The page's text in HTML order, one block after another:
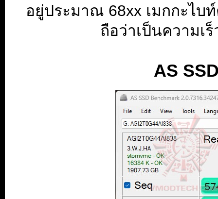
อยู่ประมาณ 68xx เมกกะไ
ถือว่าเป็นความเ
AS